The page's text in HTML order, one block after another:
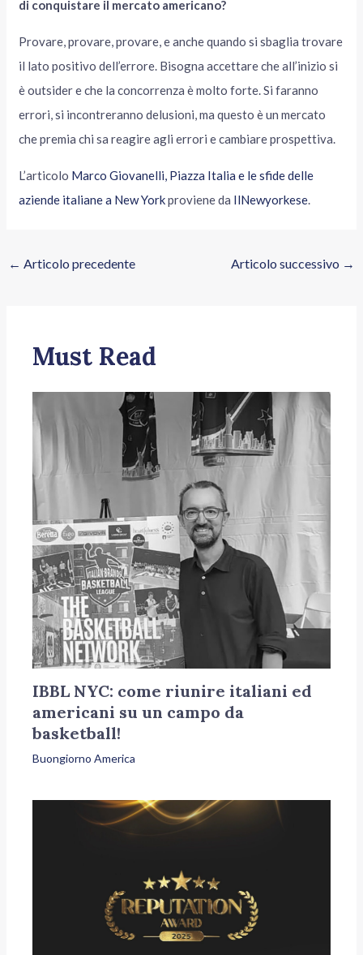
di conquistare il mercato americano?
Provare, provare, provare, e anche quando si sbaglia trovare
il lato positivo dell’errore. Bisogna accettare che all’inizio si
è outsider e che la concorrenza è molto forte. Si faranno
errori, si incontreranno delusioni, ma questo è un mercato
che premia chi sa reagire agli errori e cambiare prospettiva.
L’articolo Marco Giovanelli, Piazza Italia e le sfide delle
aziende italiane a New Yorkproviene da IlNewyorkese.
← Articolo precedente Articolo successivo →
Must Read
IBBL NYC: come riunire italiani ed
americani su un campo da
basketball!
Buongiorno America